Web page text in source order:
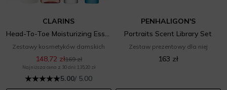
CLARINS
Head-To-Toe Moisturizing Essentials Set
Zestawy kosmetyków damskich
148,72 zł169 zł
Najniższa cena z 30 dni: 135,20 zł
5.00/ 5.00
PENHALIGON'S
Portraits Scent Library Set
Zestaw prezentowy dla niej
163 zł